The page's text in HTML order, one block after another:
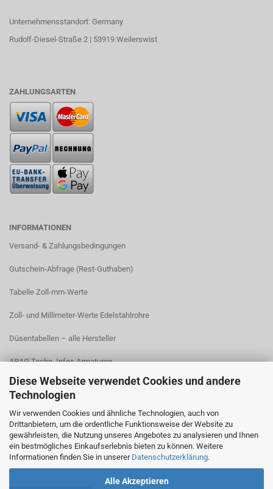
Diese Webseite verwendet Cookies und andere
Technologien
Wir verwenden Cookies und ähnliche Technologien, auch von
Drittanbietern, um die ordentliche Funktionsweise der Website zu
gewährleisten, die Nutzung unseres Angebotes zu analysieren und Ihnen
ein bestmögliches Einkaufserlebnis bieten zu können. Weitere
Informationen finden Sie in unserer Datenschutzerklärung.
Alle Akzeptieren
Unternehmensstandort: Germany
Rudolf-Diesel-Straße 2 | 53919 Weilerswist
ZAHLUNGSARTEN
INFORMATIONEN
Versand- & Zahlungsbedingungen​
Gutschein-Abfrage (Rest-Guthaben)
Tabelle Zoll-mm-Werte
Zoll- und Millimeter-Werte Edelstahlrohre
Düsentabellen – alle Hersteller
ARAG Techn. Infos Armaturen
ARAG Installation Gleichdruck-Armaturen
ARAG Installation Armaturen Sprühgeräte
Lechler Behälter- und Tankreinigung
TeeJet Technische Informationen